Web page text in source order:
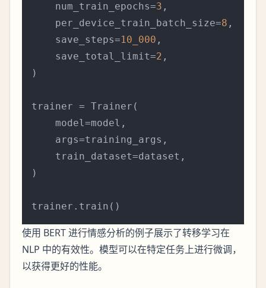
    num_train_epochs=
3 ,
    per_device_train_batch_size=
8 ,
    save_steps=
10_000 ,
    save_total_limit=
2 ,
)
trainer = Trainer(
    model=model,
    args=training_args,
    train_dataset=dataset,
)
使用 BERT 进行情感分析的例子展示了转移学习在
NLP 中的有效性。模型可以在特定任务上进行微调，
以获得更好的性能。